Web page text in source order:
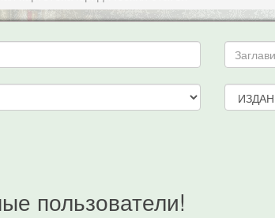
пользователи!